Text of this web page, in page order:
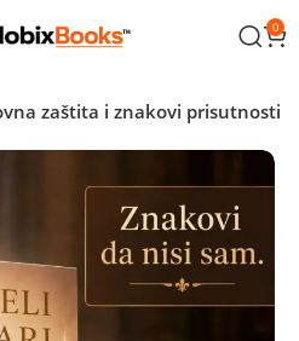
0
zaštita i znakovi prisutnosti